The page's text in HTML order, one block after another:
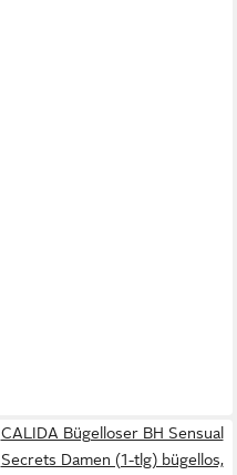
CALIDA Bügelloser BH Sensual
Secrets Damen (1-tlg) bügellos,